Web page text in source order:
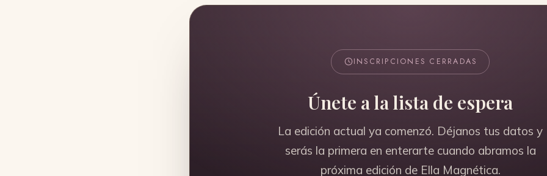
INSCRIPCIONES CERRADAS
Únete a la lista de espera
La edición actual ya comenzó. Déjanos tus datos y
serás la primera en enterarte cuando abramos la
próxima edición de Ella Magnética.